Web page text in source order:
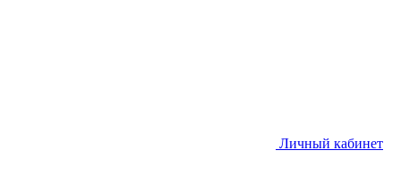
Личный кабинет